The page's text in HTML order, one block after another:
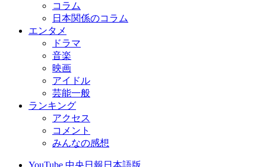
コラム
日本関係のコラム
エンタメ
ドラマ
音楽
映画
アイドル
芸能一般
ランキング
アクセス
コメント
みんなの感想